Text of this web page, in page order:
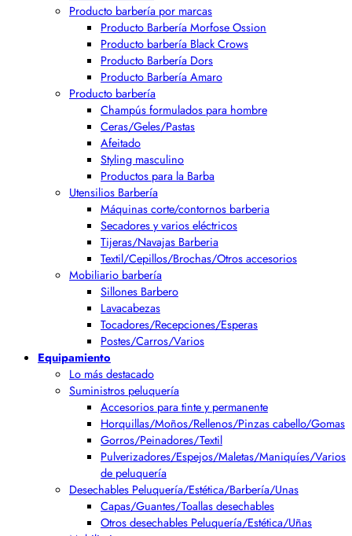
Producto barbería por marcas
Producto Barbería Morfose Ossion
Producto barbería Black Crows
Producto Barbería Dors
Producto Barbería Amaro
Producto barbería
Champús formulados para hombre
Ceras/Geles/Pastas
Afeitado
Styling masculino
Productos para la Barba
Utensilios Barbería
Máquinas corte/contornos barberia
Secadores y varios eléctricos
Tijeras/Navajas Barberia
Textil/Cepillos/Brochas/Otros accesorios
Mobiliario barbería
Sillones Barbero
Lavacabezas
Tocadores/Recepciones/Esperas
Postes/Carros/Varios
Equipamiento
Lo más destacado
Suministros peluquería
Accesorios para tinte y permanente
Horquillas/Moños/Rellenos/Pinzas cabello/Gomas
Gorros/Peinadores/Textil
Pulverizadores/Espejos/Maletas/Maniquíes/Varios
de peluquería
Desechables Peluquería/Estética/Barbería/Unas
Capas/Guantes/Toallas desechables
Otros desechables Peluquería/Estética/Uñas